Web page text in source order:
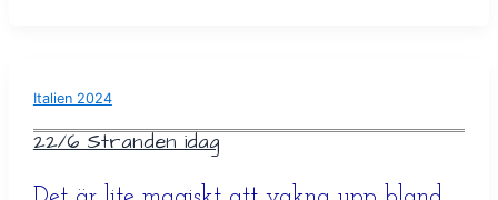
Italien 2024
22/6 Stranden idag